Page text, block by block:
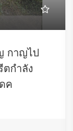
กาญไป
กำลัง
ค